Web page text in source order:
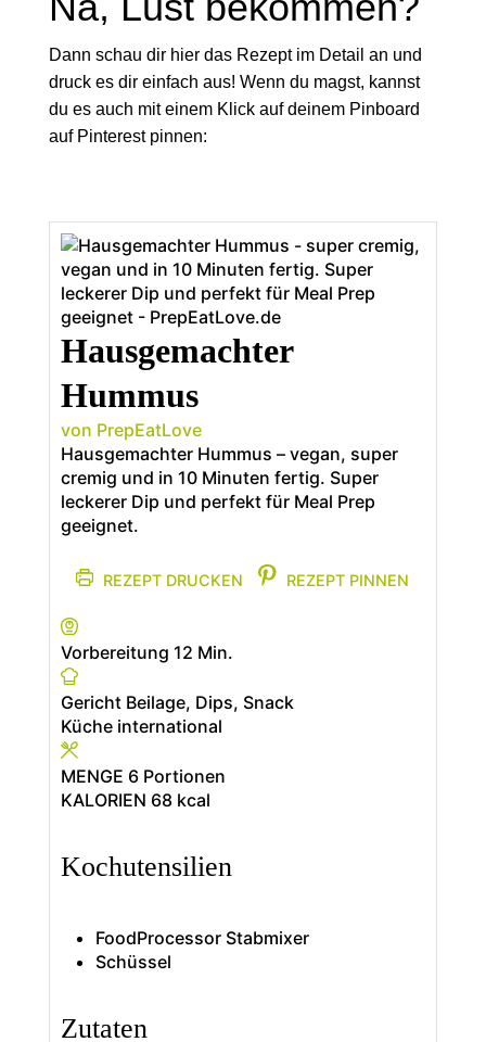
Dann schau dir hier das Rezept im Detail an und
druck es dir einfach aus! Wenn du magst, kannst
du es auch mit einem Klick auf deinem Pinboard
auf Pinterest pinnen:
Hausgemachter
Hummus
von PrepEatLove
Hausgemachter Hummus – vegan, super
cremig und in 10 Minuten fertig. Super
leckerer Dip und perfekt für Meal Prep
geeignet.
REZEPT DRUCKEN REZEPT PINNEN
Vorbereitung 12Minuten
Min.
Gericht Beilage, Dips, Snack
Küche international
MENGE 6 Portionen
KALORIEN 68 kcal
Kochutensilien
FoodProcessor Stabmixer
Schüssel
Zutaten